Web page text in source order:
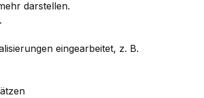
darstellen.
eingearbeitet, z. B.